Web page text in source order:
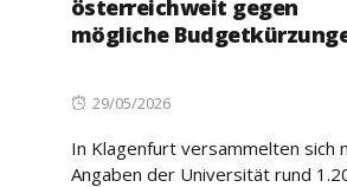
österreichweit gegen
mögliche
Posted
29/05/2026
In Klagenfurt versammelten sich
Angaben der Universität rund